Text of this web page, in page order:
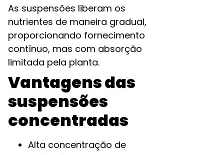
As suspensões liberam os
nutrientes de maneira gradual,
proporcionando fornecimento
contínuo, mas com absorção
limitada pela planta.
Vantagens das
suspensões
concentradas
Alta concentração de